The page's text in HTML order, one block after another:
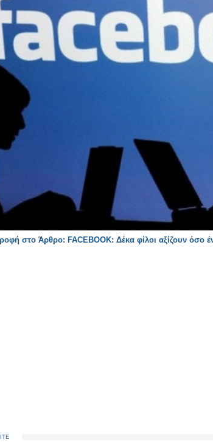
στο Άρθρο: FACEBOOK: Δέκα φίλοι αξίζουν όσο